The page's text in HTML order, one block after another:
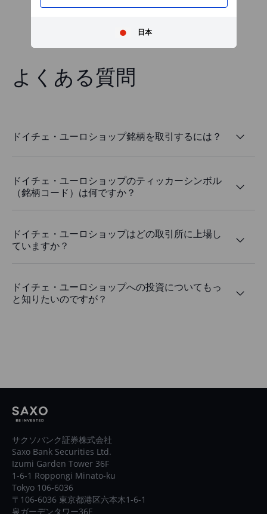
日本
よくある質問
ドイチェ・ユーロショップ銘柄を取引するには？
ドイチェ・ユーロショップのティッカーシンボル
（銘柄コード）は何ですか？
ドイチェ・ユーロショップはどの取引所に上場し
ていますか？
ドイチェ・ユーロショップへの投資についてもっ
と知りたいのですが？
サクソバンク証券株式会社
Saxo Bank Securities Ltd.
Izumi Garden Tower 36F
1-6-1 Roppongi Minato-ku
Tokyo 106-6036
〒106-6036 東京都港区六本木1-6-1
泉ガーデンタワー36F